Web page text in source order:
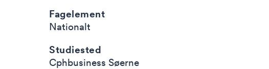
Fagelement
Nationalt
Studiested
Cphbusiness Søerne